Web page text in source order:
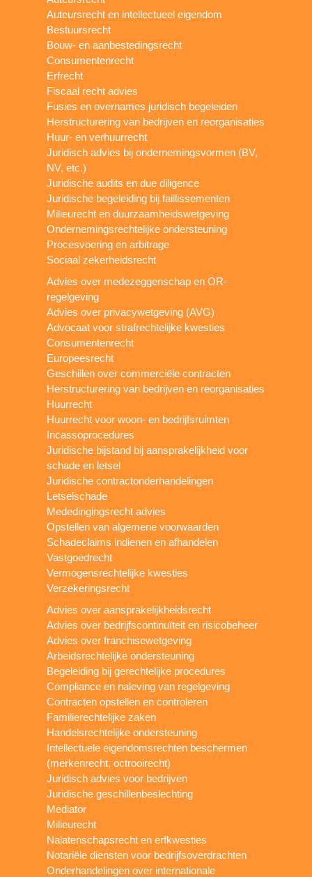
Auteursrecht en intellectueel eigendom
Bestuursrecht
Bouw- en aanbestedingsrecht
Consumentenrecht
Erfrecht
Fiscaal recht advies
Fusies en overnames juridisch begeleiden
Herstructurering van bedrijven en reorganisaties
Huur- en verhuurrecht
Juridisch advies bij ondernemingsvormen (BV,
NV, etc.)
Juridische audits en due diligence
Juridische begeleiding bij faillissementen
Milieurecht en duurzaamheidswetgeving
Ondernemingsrechtelijke ondersteuning
Procesvoering en arbitrage
Sociaal zekerheidsrecht
Advies over medezeggenschap en OR-
regelgeving
Advies over privacywetgeving (AVG)
Advocaat voor strafrechtelijke kwesties
Consumentenrecht
Europeesrecht
Geschillen over commerciële contracten
Herstructurering van bedrijven en reorganisaties
Huurrecht
Huurrecht voor woon- en bedrijfsruimten
Incassoprocedures
Juridische bijstand bij aansprakelijkheid voor
schade en letsel
Juridische contractonderhandelingen
Letselschade
Mededingingsrecht advies
Opstellen van algemene voorwaarden
Schadeclaims indienen en afhandelen
Vastgoedrecht
Vermogensrechtelijke kwesties
Verzekeringsrecht
Advies over aansprakelijkheidsrecht
Advies over bedrijfscontinuïteit en risicobeheer
Advies over franchisewetgeving
Arbeidsrechtelijke ondersteuning
Begeleiding bij gerechtelijke procedures
Compliance en naleving van regelgeving
Contracten opstellen en controleren
Familierechtelijke zaken
Handelsrechtelijke ondersteuning
Intellectuele eigendomsrechten beschermen
(merkenrecht, octrooirecht)
Juridisch advies voor bedrijven
Juridische geschillenbeslechting
Mediator
Milieurecht
Nalatenschapsrecht en erfkwesties
Notariële diensten voor bedrijfsoverdrachten
Onderhandelingen over internationale